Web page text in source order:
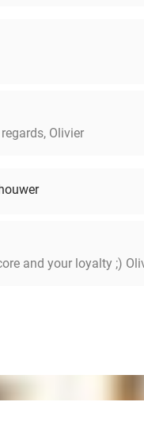
Olivier
and your loyalty ;)